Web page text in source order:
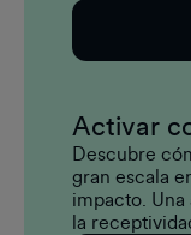
Activar
Descubre
gran escala
impacto.
la